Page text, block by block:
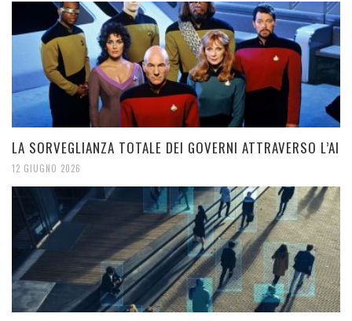
LA SORVEGLIANZA TOTALE DEI GOVERNI ATTRAVERSO L’AI
12 GIUGNO 2026